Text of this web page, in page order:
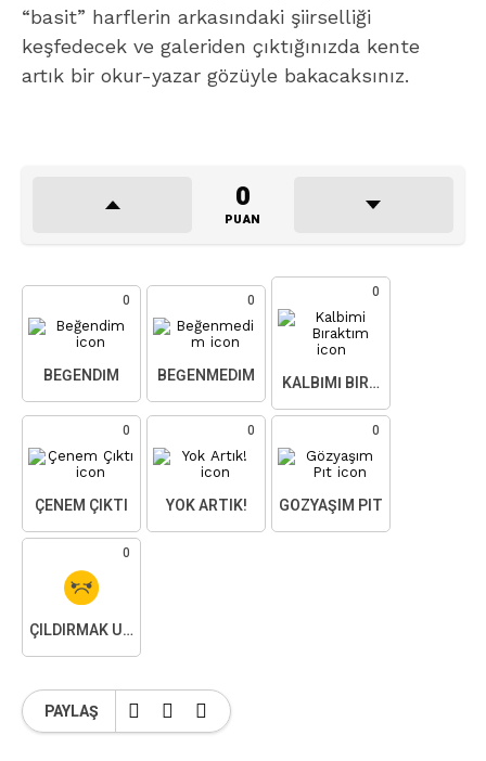
“basit” harflerin arkasındaki şiirselliği
keşfedecek ve galeriden çıktığınızda kente
artık bir okur-yazar gözüyle bakacaksınız.
0
PUAN
0
BEĞENDIM
0
BEĞENMEDIM
0
KALBIMI BIRAKTIM
0
ÇENEM ÇIKTI
0
YOK ARTIK!
0
GÖZYAŞIM PIT
0
ÇILDIRMAK ÜZEREYIM
PAYLAŞ